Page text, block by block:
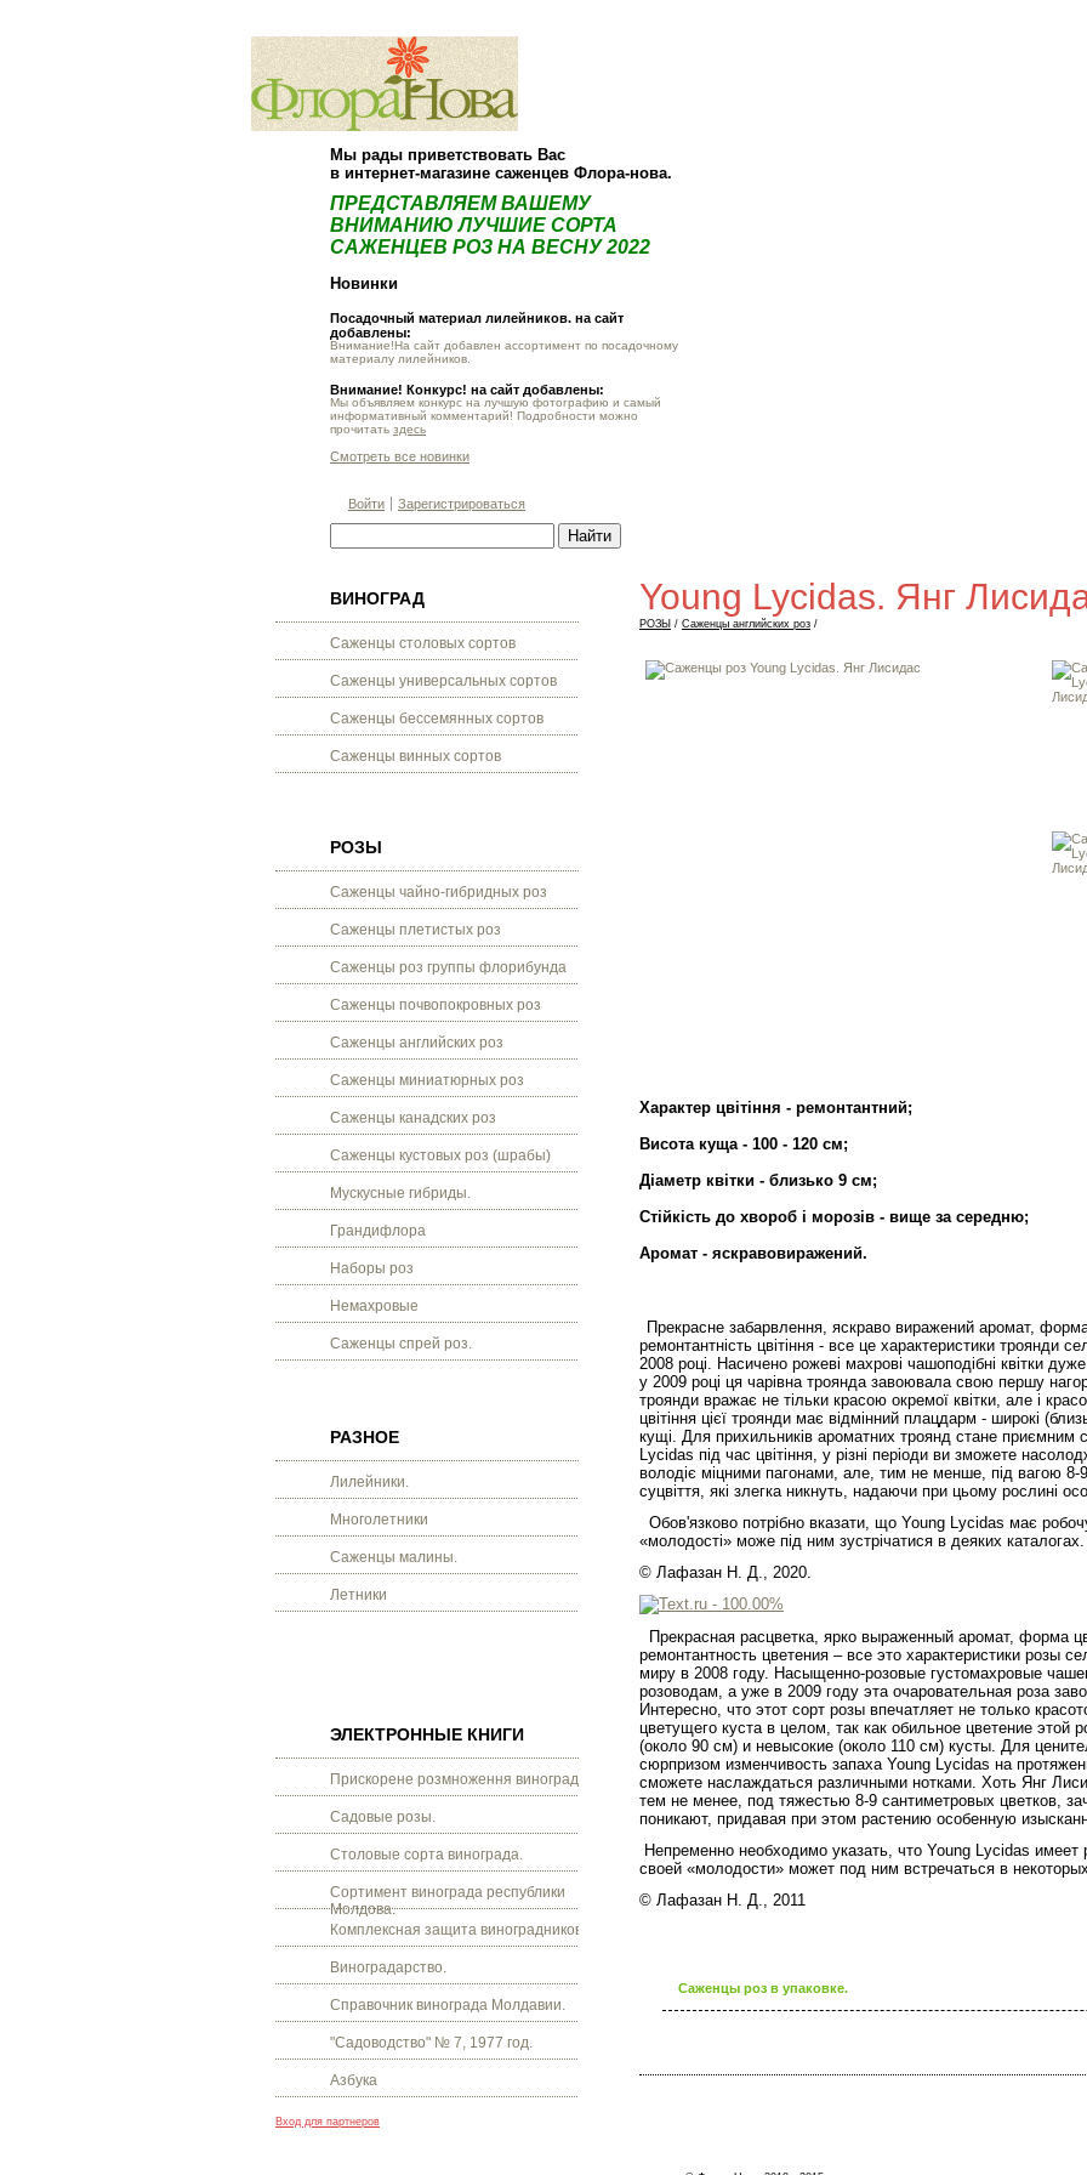
Мы рады приветствовать Вас
в интернет-магазине саженцев Флора-нова.
ПРЕДСТАВЛЯЕМ ВАШЕМУ
ВНИМАНИЮ ЛУЧШИЕ СОРТА
САЖЕНЦЕВ РОЗ НА ВЕСНУ 2022
Новинки
Посадочный материал лилейников. на сайт
добавлены:
Внимание!На сайт добавлен ассортимент по посадочному
материалу лилейников.
Внимание! Конкурс! на сайт добавлены:
Мы объявляем конкурс на лучшую фотографию и самый
информативный комментарий! Подробности можно
прочитать здесь
Смотреть все новинки
Войти Зарегистрироваться
ВИНОГРАД
Саженцы столовых сортов
Саженцы универсальных сортов
Саженцы бессемянных сортов
Саженцы винных сортов
РОЗЫ
Саженцы чайно-гибридных роз
Саженцы плетистых роз
Саженцы роз группы флорибунда
Саженцы почвопокровных роз
Саженцы английских роз
Саженцы миниатюрных роз
Саженцы канадских роз
Саженцы кустовых роз (шрабы)
Мускусные гибриды.
Грандифлора
Наборы роз
Немахровые
Саженцы спрей роз.
РАЗНОЕ
Лилейники.
Многолетники
Саженцы малины.
Летники
ЭЛЕКТРОННЫЕ КНИГИ
Прискорене розмноження винограду.
Садовые розы.
Столовые сорта винограда.
Сортимент винограда республики
Молдова.
Комплексная защита виноградников.
Виноградарство.
Справочник винограда Молдавии.
"Садоводство" № 7, 1977 год.
Азбука
Вход для партнеров
Young Lycidas. Янг
РОЗЫ / Саженцы английских роз /
Характер цвітіння - ремонтантний;
Висота куща - 100 - 120 см;
Діаметр квітки - близько 9 см;
Стійкість до хвороб і морозів - вище за середню;
Аромат - яскравовиражений.
Прекрасне забарвлення, яскраво виражений аромат,
ремонтантність цвітіння - все це характеристики троянди
2008 році. Насичено рожеві махрові чашоподібні квітки
у 2009 році ця чарівна троянда завоювала свою першу
троянди вражає не тільки красою окремої квітки, але і
цвітіння цієї троянди має відмінний плацдарм - широкі
кущі. Для прихильників ароматних троянд стане приємним
Lycidas під час цвітіння, у різні періоди ви зможете
володіє міцними пагонами, але, тим не менше, під вагою 8-9
суцвіття, які злегка никнуть, надаючи при цьому рослині
Обов'язково потрібно вказати, що Young Lycidas має
«молодості» може під ним зустрічатися в деяких каталогах.
© Лафазан Н. Д., 2020.
Прекрасная расцветка, ярко выраженный аромат, форма
ремонтантность цветения – все это характеристики розы
миру в 2008 году. Насыщенно-розовые густомахровые
розоводам, а уже в 2009 году эта очаровательная роза
Интересно, что этот сорт розы впечатляет не только
цветущего куста в целом, так как обильное цветение
(около 90 см) и невысокие (около 110 см) кусты. Для
сюрпризом изменчивость запаха Young Lycidas на
сможете наслаждаться различными нотками. Хоть Янг
тем не менее, под тяжестью 8-9 сантиметровых цветков,
поникают, придавая при этом растению особенную
Непременно необходимо указать, что Young Lycidas имеет
своей «молодости» может под ним встречаться в
© Лафазан Н. Д., 2011
Саженцы роз в упаковке.